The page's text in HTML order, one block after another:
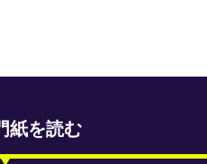
紙を読む